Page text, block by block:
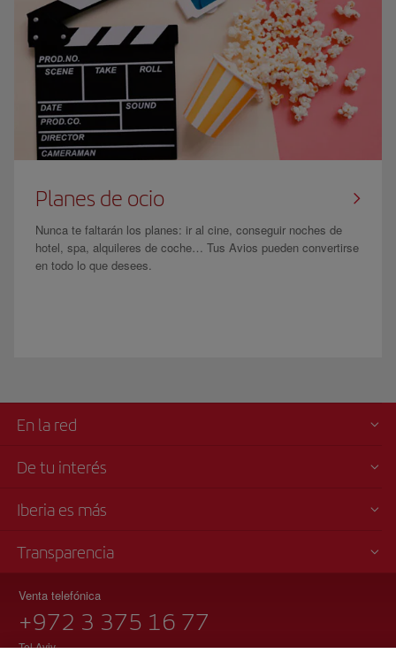
Planes de ocio
Nunca te faltarán los planes: ir al cine, conseguir noches de
hotel, spa, alquileres de coche… Tus Avios pueden convertirse
en todo lo que desees.
En la red
De tu interés
Iberia es más
Transparencia
Venta telefónica
+972 3 375 16 77
Tel Aviv